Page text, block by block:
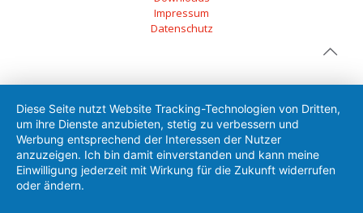
Impressum
Datenschutz
Diese Seite nutzt Website Tracking-Technologien von Dritten,
um ihre Dienste anzubieten, stetig zu verbessern und
Werbung entsprechend der Interessen der Nutzer
anzuzeigen. Ich bin damit einverstanden und kann meine
Einwilligung jederzeit mit Wirkung für die Zukunft widerrufen
oder ändern.